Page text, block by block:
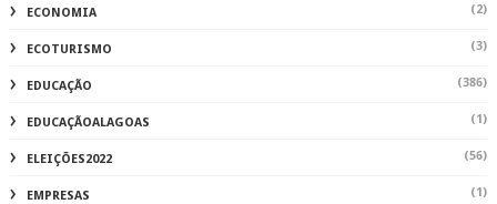
ECONOMIA (2)
ECOTURISMO (3)
EDUCAÇÃO (386)
EDUCAÇÃOALAGOAS (1)
ELEIÇÕES2022 (56)
EMPRESAS (1)